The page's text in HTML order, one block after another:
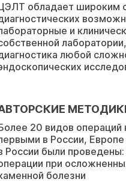
обладает широким
и
любой
20 видов операций
в России,
России были
при
болезни